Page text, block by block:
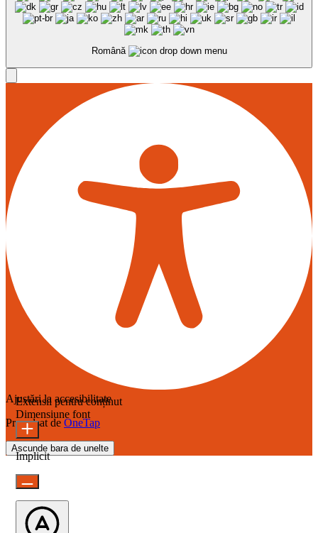
Română
Ajustări la accesibilitate
Propulsat de OneTap
Ascunde bara de unelte
Extensii pentru conținut
Dimensiune font
Implicit